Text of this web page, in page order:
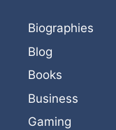
Biographies
Blog
Books
Business
Gaming